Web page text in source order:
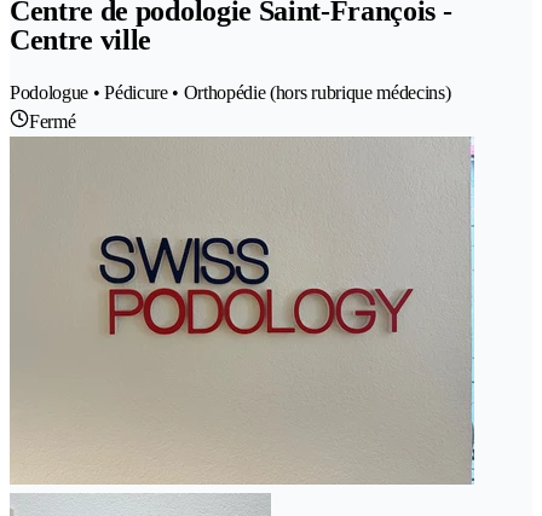
Centre de podologie Saint-François -
Centre ville
Podologue • Pédicure • Orthopédie (hors rubrique médecins)
Fermé